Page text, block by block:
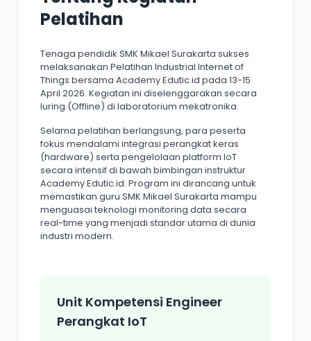
Pelatihan
Tenaga pendidik SMK Mikael Surakarta sukses
melaksanakan Pelatihan Industrial Internet of
Things bersama Academy Edutic.id pada 13-15
April 2026. Kegiatan ini diselenggarakan secara
luring (Offline) di laboratorium mekatronika.
Selama pelatihan berlangsung, para peserta
fokus mendalami integrasi perangkat keras
(hardware) serta pengelolaan platform IoT
secara intensif di bawah bimbingan instruktur
Academy Edutic.id. Program ini dirancang untuk
memastikan guru SMK Mikael Surakarta mampu
menguasai teknologi monitoring data secara
real-time yang menjadi standar utama di dunia
industri modern.
Unit Kompetensi Engineer
Perangkat IoT